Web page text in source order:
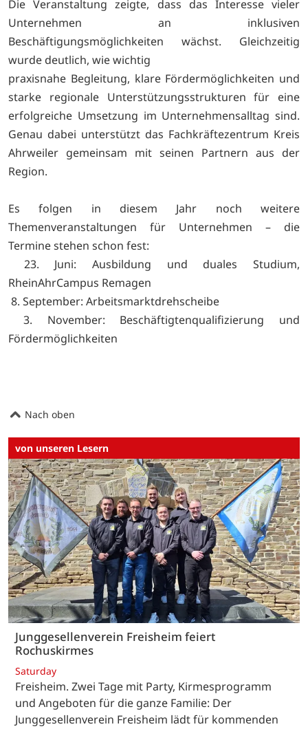
Die Veranstaltung zeigte, dass das Interesse vieler
Unternehmen an inklusiven
Beschäftigungsmöglichkeiten wächst. Gleichzeitig
wurde deutlich, wie wichtig
praxisnahe Begleitung, klare Fördermöglichkeiten und
starke regionale Unterstützungsstrukturen für eine
erfolgreiche Umsetzung im Unternehmensalltag sind.
Genau dabei unterstützt das Fachkräftezentrum Kreis
Ahrweiler gemeinsam mit seinen Partnern aus der
Region.
Es folgen in diesem Jahr noch weitere
Themenveranstaltungen für Unternehmen – die
Termine stehen schon fest:
23. Juni: Ausbildung und duales Studium,
RheinAhrCampus Remagen
8. September: Arbeitsmarktdrehscheibe
3. November: Beschäftigtenqualifizierung und
Fördermöglichkeiten
Nach oben
von unseren Lesern
Junggesellenverein Freisheim feiert
Rochuskirmes
Saturday
Freisheim. Zwei Tage mit Party, Kirmesprogramm
und Angeboten für die ganze Familie: Der
Junggesellenverein Freisheim lädt für kommenden